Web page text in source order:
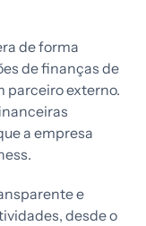
de forma
de finanças de
parceiro externo.
a empresa
e
desde o